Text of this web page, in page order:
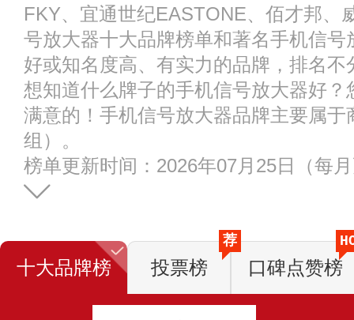
FKY、宜通世纪EASTONE、佰才邦、
号放大器十大品牌榜单和著名手机信
好或知名度高、有实力的品牌，排名
想知道什么牌子的手机信号放大器好
满意的！手机信号放大器品牌主要属
组）。
榜单更新时间：2026年07月25日（每
十大品牌榜 投票榜
荐
口碑点赞榜